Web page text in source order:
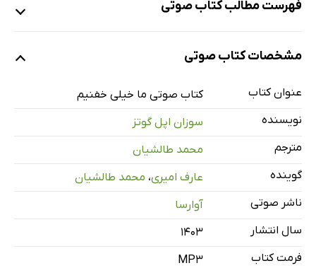
فهرست مطالب کتاب صوتی
نمونه
ما خیلی خفنیم
مشخصات کتاب صوتی
عنوان کتاب
کتاب صوتی ما خیلی خفنیم
نویسنده
سوزان اپل گوتز
مترجم
محمد طالشیان
گوینده
عارف امیری، محمد طالشیان
ناشر صوتی
آوارسا
سال انتشار
۱۴۰۳
فرمت کتاب
MP3